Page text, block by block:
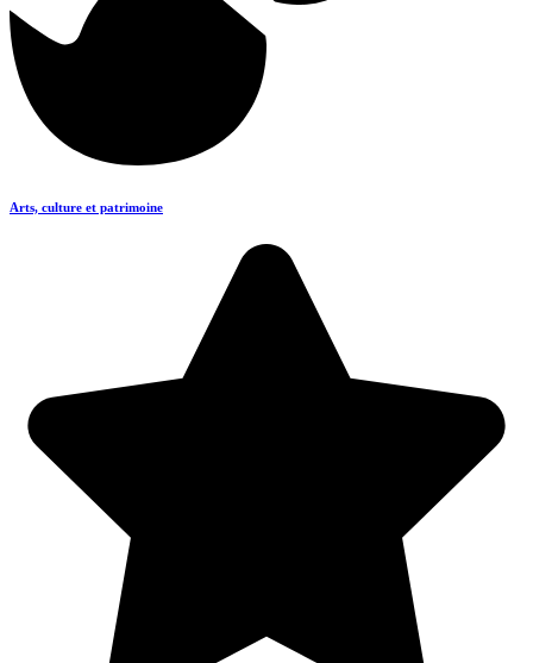
Arts, culture et patrimoine